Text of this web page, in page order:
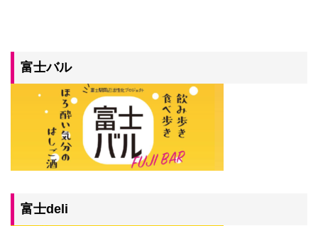
富士バル
富士deli